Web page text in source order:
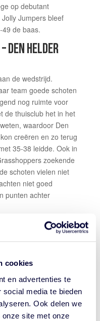
cookies
en advertenties te
media te bieden
Ook delen we
site met onze
op debutant
Jumpers bleef
49 de baas.
DEN HELDER
de wedstrijd.
team goede schoten
nog ruimte voor
de thuisclub het in het
waardoor Den
creëren en zo terug
35-38 leidde. Ook in
zoekende
schoten vielen niet
niet goed
punten achter
alsnog de kant van
op. Sluijs: "Door
verdedigen, kwamen
beslissingen in
ook de wedstrijd
weet de
en slordig vierde